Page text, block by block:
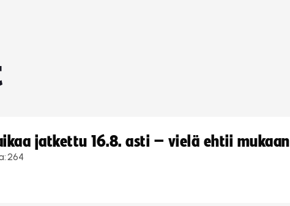
jatkettu 16.8. asti – vielä ehtii mukaan
264